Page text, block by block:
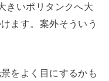
きいポリタンクへ大
ます。案外そういう
をよく目にするかも